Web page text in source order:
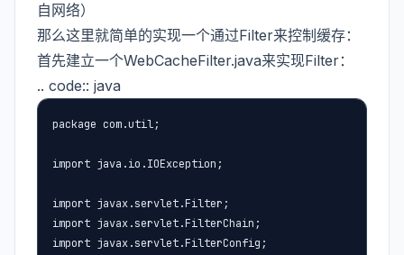
自网络）
那么这里就简单的实现一个通过Filter来控制缓存：
首先建立一个WebCacheFilter.java来实现Filter：
.. code:: java
package com.util;
import java.io.IOException;
import javax.servlet.Filter;
import javax.servlet.FilterChain;
import javax.servlet.FilterConfig;